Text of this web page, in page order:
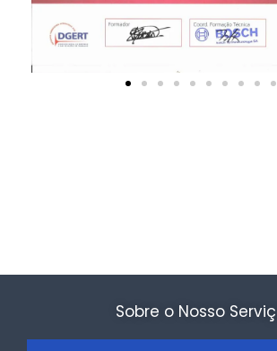
Sobre o Nosso